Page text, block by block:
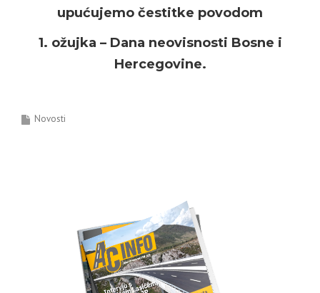
upućujemo čestitke povodom
1. ožujka – Dana neovisnosti Bosne i
Hercegovine.
Novosti